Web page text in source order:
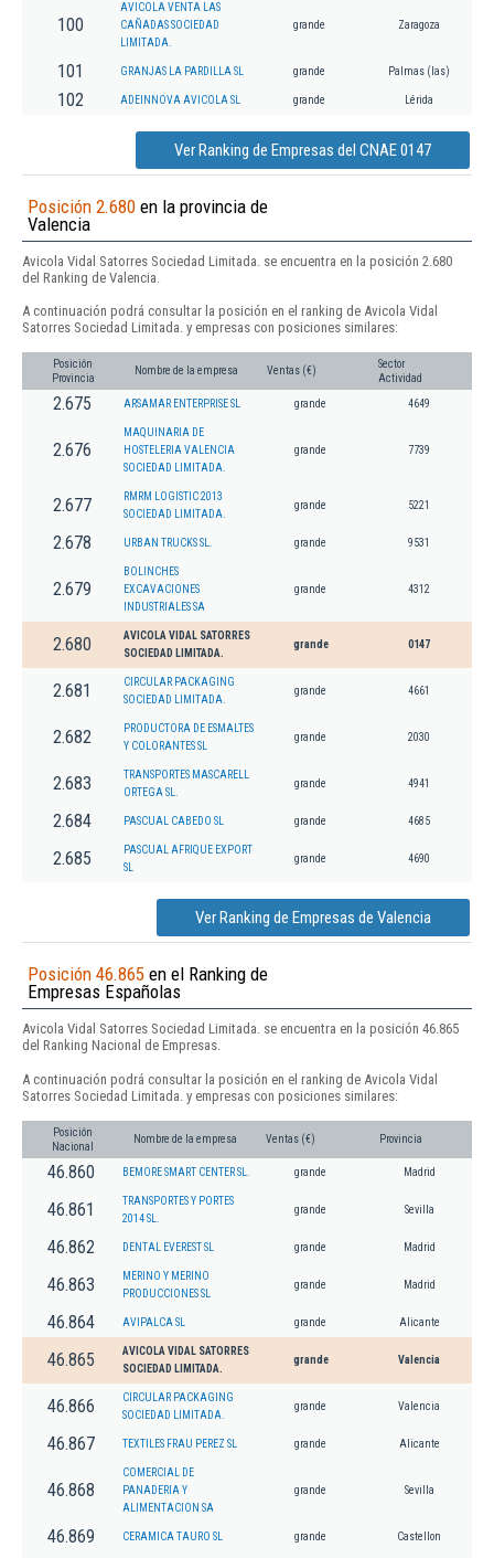
100
AVICOLA VENTA LAS
CAÑADAS SOCIEDAD
LIMITADA.
grande Zaragoza
101 GRANJAS LA PARDILLA SL grande Palmas (las)
102 ADEINNOVA AVICOLA SL grande Lérida
Ver Ranking de Empresas del CNAE 0147
Posición 2.680 en la provincia de
Valencia
Avicola Vidal Satorres Sociedad Limitada. se encuentra en la posición 2.680
del Ranking de Valencia.
A continuación podrá consultar la posición en el ranking de Avicola Vidal
Satorres Sociedad Limitada. y empresas con posiciones similares:
Posición
Provincia
Nombre de la empresa Ventas (€)
Sector
Actividad
2.675 ARSAMAR ENTERPRISE SL grande 4649
2.676
MAQUINARIA DE
HOSTELERIA VALENCIA
SOCIEDAD LIMITADA.
grande 7739
2.677
RMRM LOGISTIC 2013
SOCIEDAD LIMITADA.
grande 5221
2.678 URBAN TRUCKS SL. grande 9531
2.679
BOLINCHES
EXCAVACIONES
INDUSTRIALES SA
grande 4312
2.680
AVICOLA VIDAL SATORRES
SOCIEDAD LIMITADA.
grande 0147
2.681
CIRCULAR PACKAGING
SOCIEDAD LIMITADA.
grande 4661
2.682
PRODUCTORA DE ESMALTES
Y COLORANTES SL
grande 2030
2.683
TRANSPORTES MASCARELL
ORTEGA SL.
grande 4941
2.684 PASCUAL CABEDO SL grande 4685
2.685
PASCUAL AFRIQUE EXPORT
SL
grande 4690
Ver Ranking de Empresas de Valencia
Posición 46.865 en el Ranking de
Empresas Españolas
Avicola Vidal Satorres Sociedad Limitada. se encuentra en la posición 46.865
del Ranking Nacional de Empresas.
A continuación podrá consultar la posición en el ranking de Avicola Vidal
Satorres Sociedad Limitada. y empresas con posiciones similares:
Posición
Nacional
Nombre de la empresa Ventas (€) Provincia
46.860 BEMORE SMART CENTER SL. grande Madrid
46.861
TRANSPORTES Y PORTES
2014 SL.
grande Sevilla
46.862 DENTAL EVEREST SL grande Madrid
46.863
MERINO Y MERINO
PRODUCCIONES SL
grande Madrid
46.864 AVIPALCA SL grande Alicante
46.865
AVICOLA VIDAL SATORRES
SOCIEDAD LIMITADA.
grande Valencia
46.866
CIRCULAR PACKAGING
SOCIEDAD LIMITADA.
grande Valencia
46.867 TEXTILES FRAU PEREZ SL grande Alicante
46.868
COMERCIAL DE
PANADERIA Y
ALIMENTACION SA
grande Sevilla
46.869 CERAMICA TAURO SL grande Castellon